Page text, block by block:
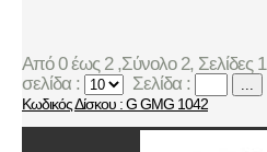
Από 0 έως 2 ,Σύνολο 2, Σελίδες 1
σελίδα :
Σελίδα :
Κωδικός Δίσκου : G GMG 1042